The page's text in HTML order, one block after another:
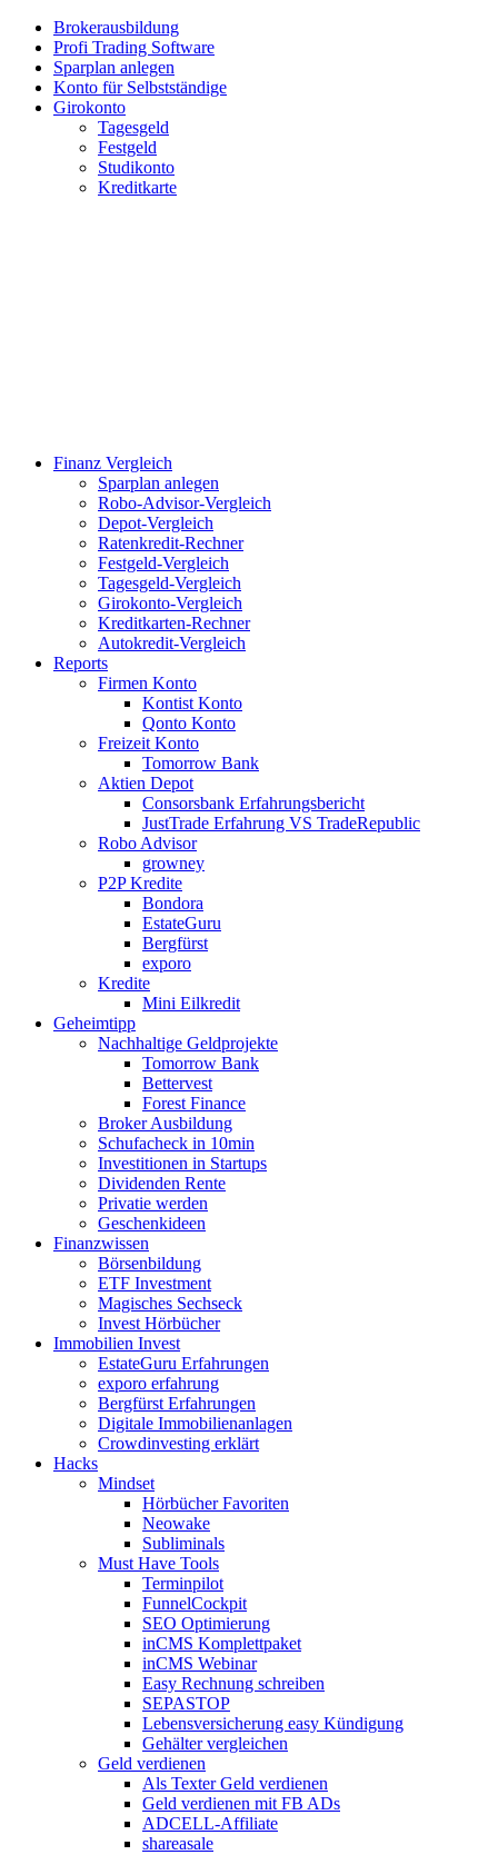
Brokerausbildung
Profi Trading Software
Sparplan anlegen
Konto für Selbstständige
Girokonto
Tagesgeld
Festgeld
Studikonto
Kreditkarte
Finanz Vergleich
Sparplan anlegen
Robo-Advisor-Vergleich
Depot-Vergleich
Ratenkredit-Rechner
Festgeld-Vergleich
Tagesgeld-Vergleich
Girokonto-Vergleich
Kreditkarten-Rechner
Autokredit-Vergleich
Reports
Firmen Konto
Kontist Konto
Qonto Konto
Freizeit Konto
Tomorrow Bank
Aktien Depot
Consorsbank Erfahrungsbericht
JustTrade Erfahrung VS TradeRepublic
Robo Advisor
growney
P2P Kredite
Bondora
EstateGuru
Bergfürst
exporo
Kredite
Mini Eilkredit
Geheimtipp
Nachhaltige Geldprojekte
Tomorrow Bank
Bettervest
Forest Finance
Broker Ausbildung
Schufacheck in 10min
Investitionen in Startups
Dividenden Rente
Privatie werden
Geschenkideen
Finanzwissen
Börsenbildung
ETF Investment
Magisches Sechseck
Invest Hörbücher
Immobilien Invest
EstateGuru Erfahrungen
exporo erfahrung
Bergfürst Erfahrungen
Digitale Immobilienanlagen
Crowdinvesting erklärt
Hacks
Mindset
Hörbücher Favoriten
Neowake
Subliminals
Must Have Tools
Terminpilot
FunnelCockpit
SEO Optimierung
inCMS Komplettpaket
inCMS Webinar
Easy Rechnung schreiben
SEPASTOP
Lebensversicherung easy Kündigung
Gehälter vergleichen
Geld verdienen
Als Texter Geld verdienen
Geld verdienen mit FB ADs
ADCELL-Affiliate
shareasale